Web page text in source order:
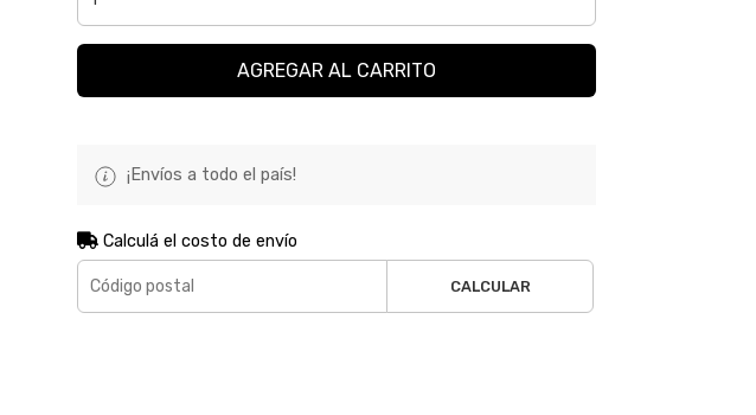
AGREGAR AL CARRITO
¡Envíos a todo el país!
Calculá el costo de envío
CALCULAR